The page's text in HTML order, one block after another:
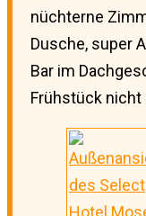
nüchterne
Dusche, super
Bar im
Frühstück nicht